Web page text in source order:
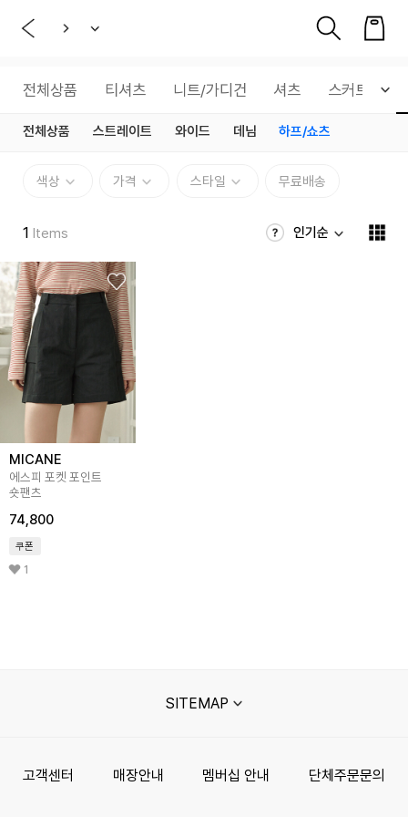
전체상품 티셔츠 니트/가디건 셔츠 스커트
전체상품 스트레이트 와이드 데님 하프/쇼츠
색상 가격 스타일 무료배송
1 Items 인기순
MICANE
에스피 포켓 포인트
숏팬츠
74,800
쿠폰
1
SITEMAP
고객센터 매장안내 멤버십 안내 단체주문문의